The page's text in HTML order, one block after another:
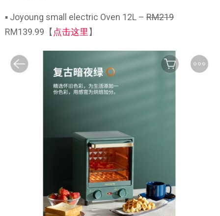
▪ Joyoung small electric Oven 12L – RM219
RM139.99【 点击这里 】